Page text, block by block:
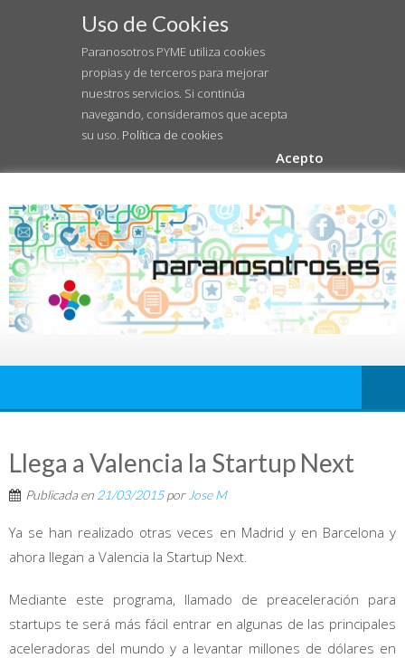
Uso de Cookies
Paranosotros PYME utiliza cookies
propias y de terceros para mejorar
nuestros servicios. Si continúa
navegando, consideramos que acepta
su uso. Política de cookies
Acepto
Llega a Valencia la Startup Next
Publicada en 21/03/2015por Jose M
Ya se han realizado otras veces en Madrid y en Barcelona y
ahora llegan a Valencia la Startup Next.
Mediante este programa, llamado de preaceleración para
startups te será más fácil entrar en algunas de las principales
aceleradoras del mundo y a levantar millones de dólares en